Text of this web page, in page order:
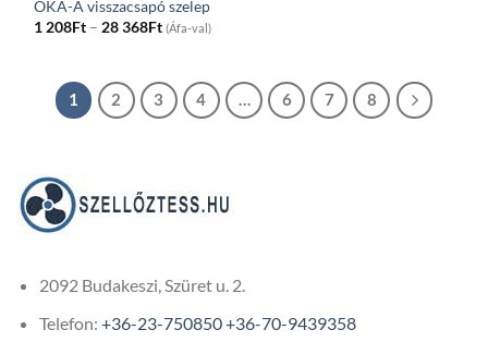
OKA-A visszacsapó szelep
1 208Ft – 28 368FtPrice
range:
through
28
368Ft
(Áfa-val)
1 2 3 4 … 6 7 8
2092 Budakeszi, Szüret u. 2.
Telefon: +36-23-750850+36-70-9439358